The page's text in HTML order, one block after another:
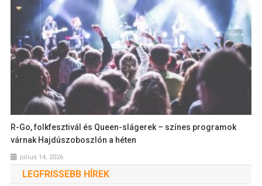
R-Go, folkfesztivál és Queen-slágerek – színes programok
várnak Hajdúszoboszlón a héten
július 14, 2026
LEGFRISSEBB HÍREK